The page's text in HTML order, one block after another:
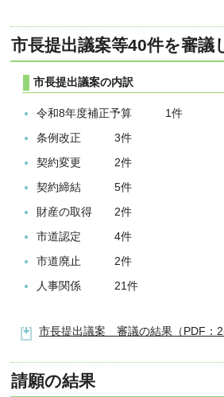
市長提出議案等40件を審議
市長提出議案の内訳
令和8年度補正予算 1件
条例改正 3件
契約変更 2件
契約締結 5件
財産の取得 2件
市道認定 4件
市道廃止 2件
人事関係 21件
市長提出議案 審議の結果（PDF：
請願の結果